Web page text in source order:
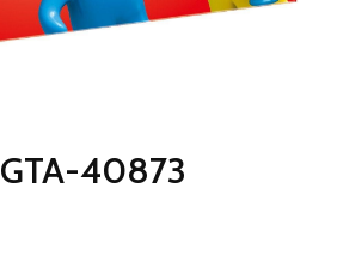
40873